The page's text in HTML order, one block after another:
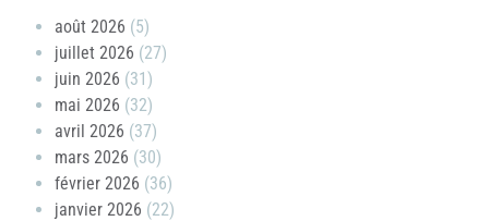
août 2026 (5)
juillet 2026 (27)
juin 2026 (31)
mai 2026 (32)
avril 2026 (37)
mars 2026 (30)
février 2026 (36)
janvier 2026 (22)